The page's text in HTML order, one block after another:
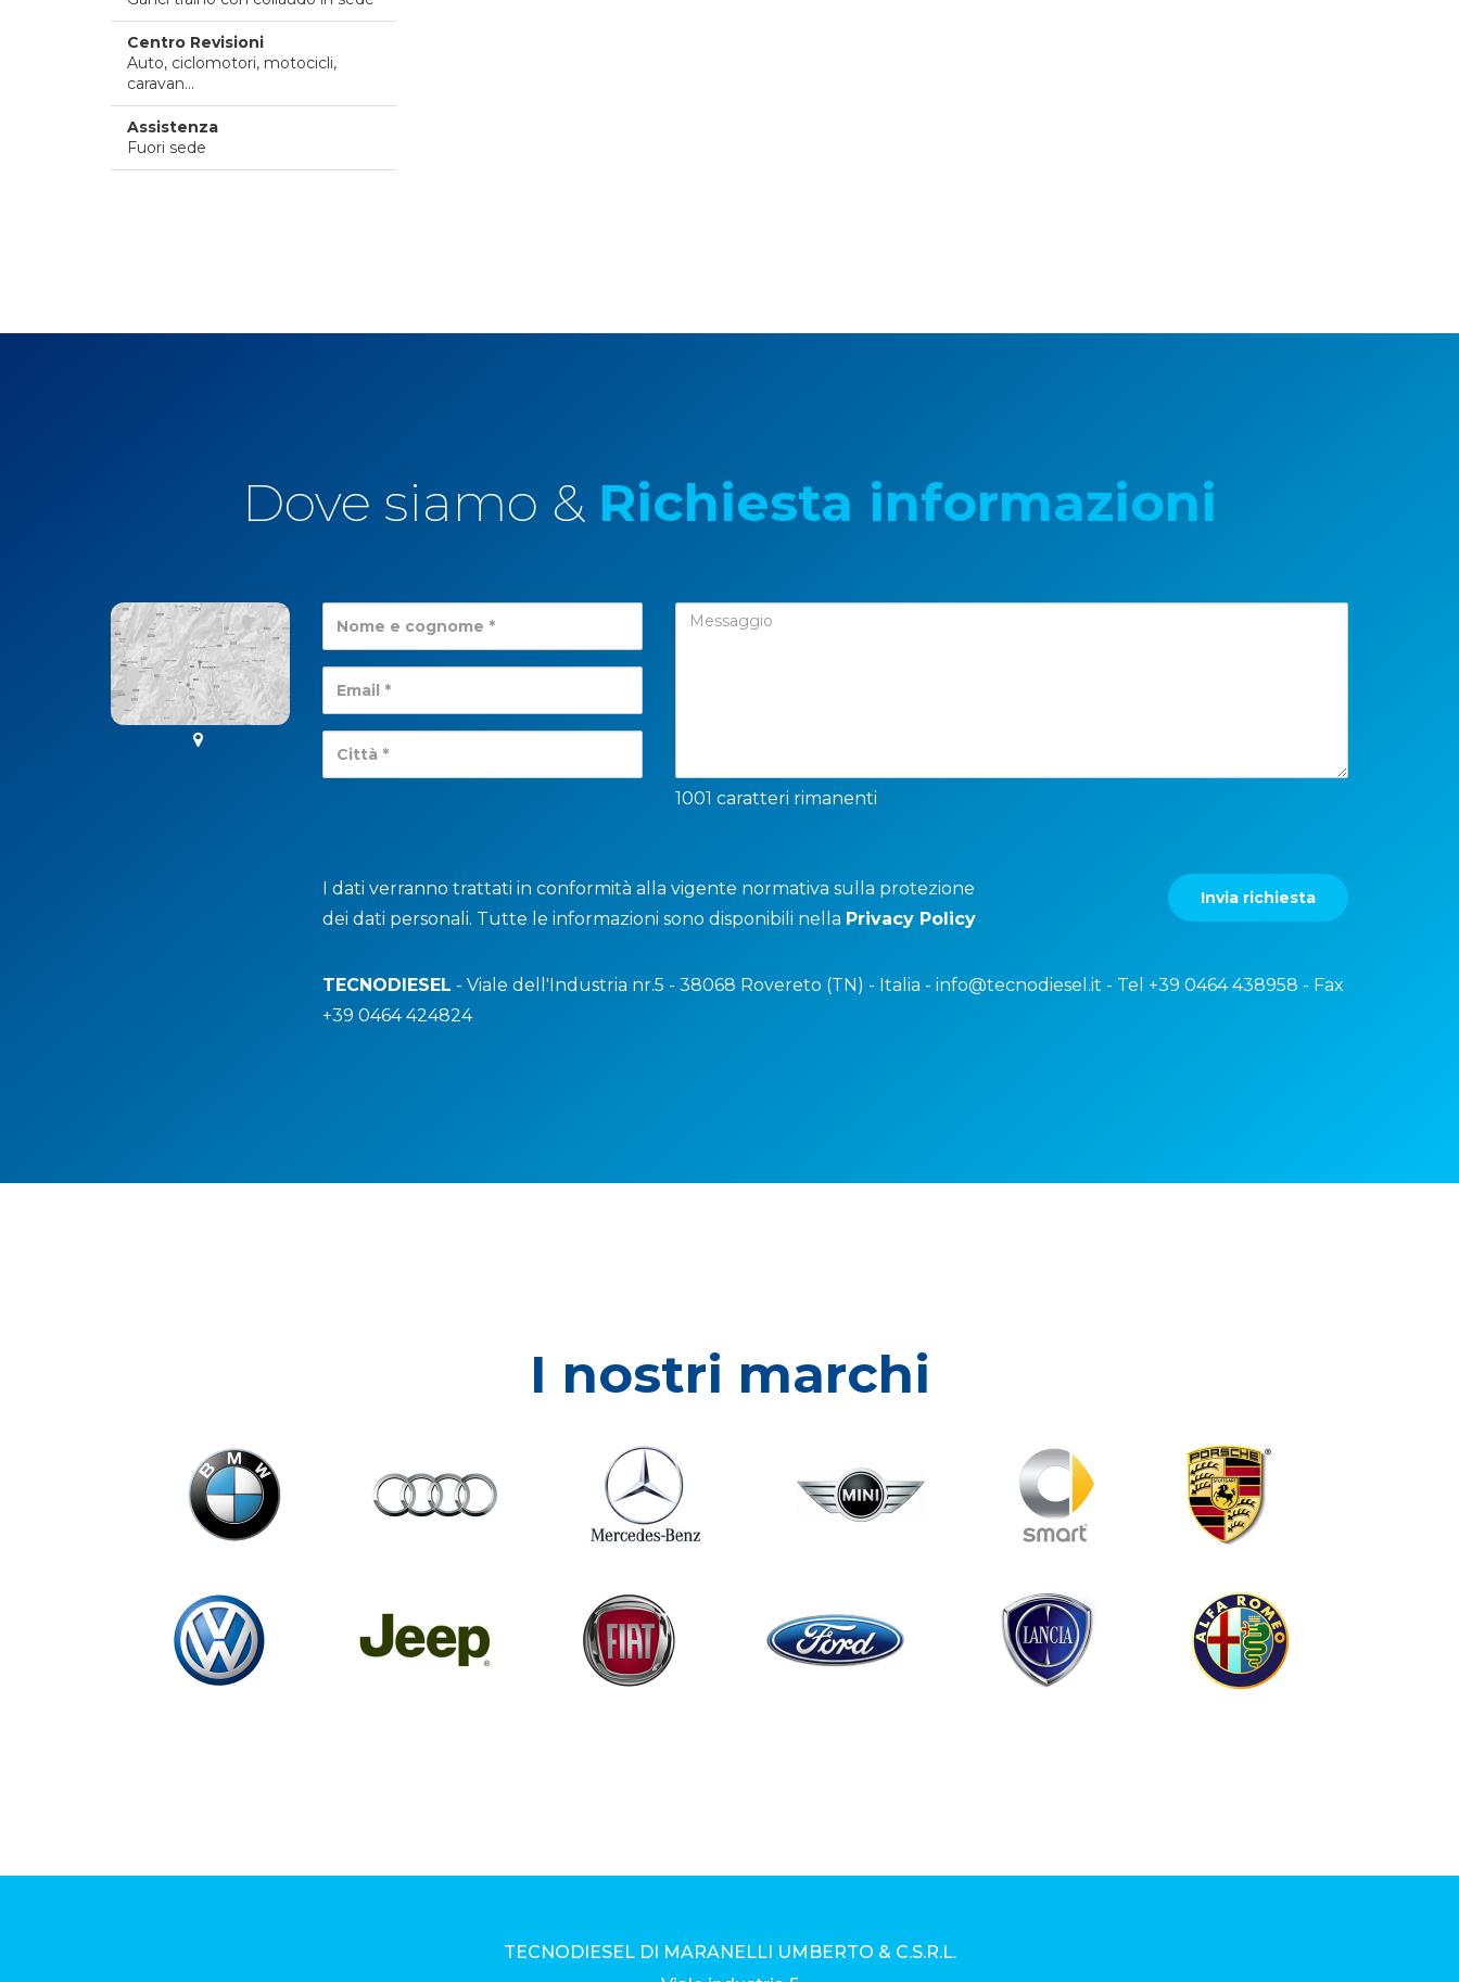
Centro Revisioni
Auto, ciclomotori, motocicli,
caravan...
Assistenza
Fuori sede
Dove siamo & Richiesta informazioni
1001 caratteri rimanenti
I dati verranno trattati in conformità alla vigente normativa sulla protezione
dei dati personali. Tutte le informazioni sono disponibili nella Privacy Policy
Invia richiesta
TECNODIESEL - Viale dell'Industria nr.5 - 38068 Rovereto (TN) - Italia - info@tecnodiesel.it - Tel +39 0464 438958 - Fax
+39 0464 424824
I nostri marchi
TECNODIESEL DI MARANELLI UMBERTO & C.S.R.L.